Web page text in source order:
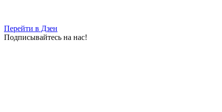
Перейти в Дзен
Подписывайтесь на нас!